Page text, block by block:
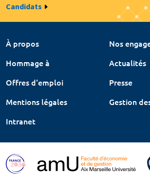
Candidats
À propos
Nos
Hommage à
Actualités
Offres d'emploi
Presse
Mentions légales
Gestion
Intranet